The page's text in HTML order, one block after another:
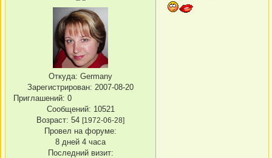
Откуда: Germany
Зарегистрирован: 2007-08-20
Приглашений: 0
Сообщений: 10521
Возраст: 54 [1972-06-28]
Провел на форуме:
8 дней 4 часа
Последний визит: